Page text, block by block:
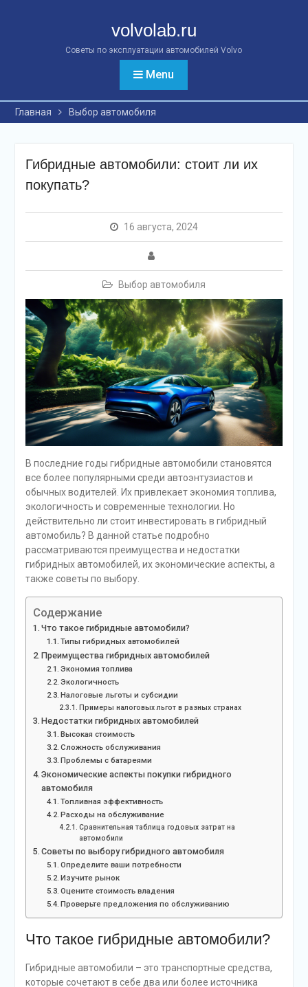
volvolab.ru
Советы по эксплуатации автомобилей Volvo
Menu
Главная Выбор автомобиля
Гибридные автомобили: стоит ли их
покупать?
16 августа, 2024
Выбор автомобиля
В последние годы гибридные автомобили становятся
все более популярными среди автоэнтузиастов и
обычных водителей. Их привлекает экономия топлива,
экологичность и современные технологии. Но
действительно ли стоит инвестировать в гибридный
автомобиль? В данной статье подробно
рассматриваются преимущества и недостатки
гибридных автомобилей, их экономические аспекты, а
также советы по выбору.
Содержание
Что такое гибридные автомобили?
Типы гибридных автомобилей
Преимущества гибридных автомобилей
Экономия топлива
Экологичность
Налоговые льготы и субсидии
Примеры налоговых льгот в разных странах
Недостатки гибридных автомобилей
Высокая стоимость
Сложность обслуживания
Проблемы с батареями
Экономические аспекты покупки гибридного
автомобиля
Топливная эффективность
Расходы на обслуживание
Сравнительная таблица годовых затрат на
автомобили
Советы по выбору гибридного автомобиля
Определите ваши потребности
Изучите рынок
Оцените стоимость владения
Проверьте предложения по обслуживанию
Что такое гибридные автомобили?
Гибридные автомобили – это транспортные средства,
которые сочетают в себе два или более источника